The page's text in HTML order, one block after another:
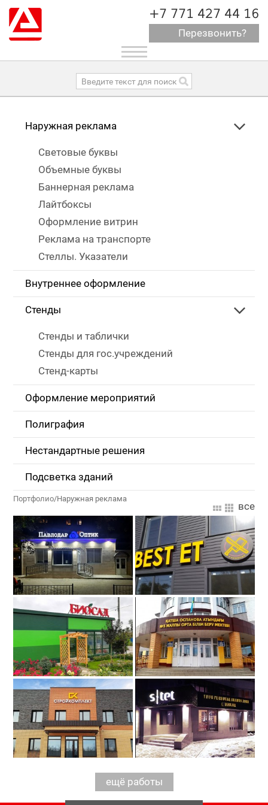
+7 771 427 44 16
Перезвонить?
Toggle
navigation
Наружная реклама
Световые буквы
Объемные буквы
Баннерная реклама
Лайтбоксы
Оформление витрин
Реклама на транспорте
Стеллы. Указатели
Внутреннее оформление
Стенды
Стенды и таблички
Стенды для гос.учреждений
Стенд-карты
Оформление мероприятий
Полиграфия
Нестандартные решения
Подсветка зданий
Портфолио/Наружная реклама
все